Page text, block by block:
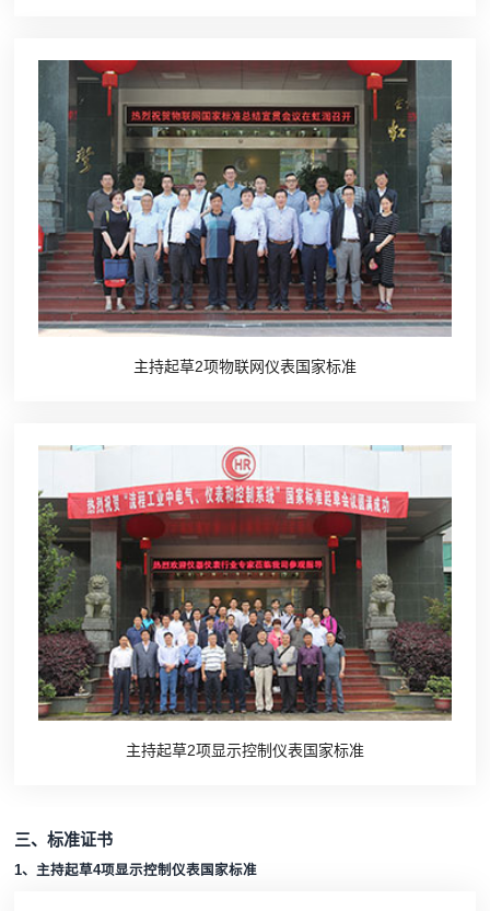
主持起草2项物联网仪表国家标准
主持起草2项显示控制仪表国家标准
三、标准证书
1、主持起草4项显示控制仪表国家标准